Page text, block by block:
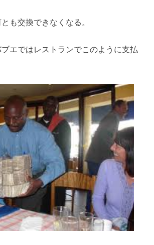
も交換できなくなる。
エではレストランでこのように支払